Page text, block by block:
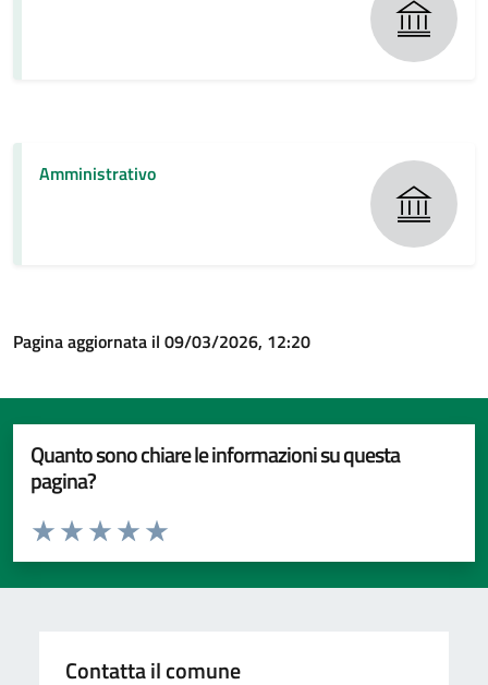
Amministrativo
Pagina aggiornata il 09/03/2026, 12:20
Quanto sono chiare le informazioni su questa
pagina?
Valuta da 1 a 5 stelle la pagina
Valuta 5 stelle su 5
Valuta 4 stelle su 5
Valuta 3 stelle su 5
Valuta 2 stelle su 5
Valuta 1 stelle su 5
Contatta il comune